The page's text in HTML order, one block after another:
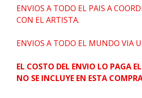
ENVIOS A TODO EL PAIS A
CON EL ARTISTA.
ENVIOS A TODO EL MUNDO VIA
EL COSTO DEL ENVIO LO PAGA
NO SE INCLUYE EN ESTA